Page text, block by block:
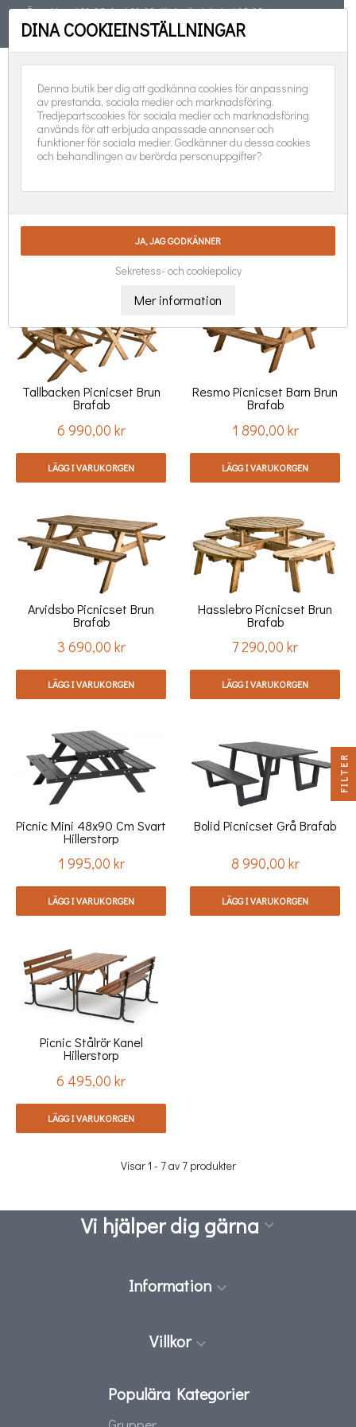
Öppet torsd 11-19, fred 11-18, lörd, sönd, helgd 10-16
TELEFON 08-551 501 31 FÖLJ OSS:
PICNIC
Nya produkter först 
Visar 1-7 av 7 objekt
Tallbacken Picnicset Brun
Brafab
Pris
6 990,00 kr
LÄGG I VARUKORGEN
Resmo Picnicset Barn Brun
Brafab
Pris
1 890,00 kr
LÄGG I VARUKORGEN
Arvidsbo Picnicset Brun
Brafab
Pris
3 690,00 kr
LÄGG I VARUKORGEN
Hasslebro Picnicset Brun
Brafab
Pris
7 290,00 kr
LÄGG I VARUKORGEN
Picnic Mini 48x90 Cm Svart
Hillerstorp
Pris
1 995,00 kr
LÄGG I VARUKORGEN
Bolid Picnicset Grå Brafab
Pris
8 990,00 kr
LÄGG I VARUKORGEN
Picnic Stålrör Kanel
Hillerstorp
Pris
6 495,00 kr
LÄGG I VARUKORGEN
Visar 1 - 7 av 7 produkter
Vi hjälper dig gärna 
Information 
Villkor 
Populära Kategorier
DINA COOKIEINSTÄLLNINGAR
Denna butik ber dig att godkänna cookies för anpassning
av prestanda, sociala medier och marknadsföring.
Tredjepartscookies för sociala medier och marknadsföring
används för att erbjuda anpassade annonser och
funktioner för sociala medier. Godkänner du dessa cookies
och behandlingen av berörda personuppgifter?
Sekretess- och cookiepolicy
FILTER